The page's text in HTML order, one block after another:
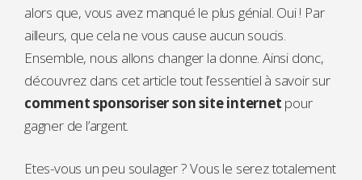
alors que, vous avez manqué le plus génial. Oui ! Par
ailleurs, que cela ne vous cause aucun soucis.
Ensemble, nous allons changer la donne. Ainsi donc,
découvrez dans cet article tout l’essentiel à savoir sur
comment sponsoriser son site internet pour
gagner de l’argent.
Etes-vous un peu soulager ? Vous le serez totalement